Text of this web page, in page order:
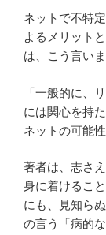
ネットで不特
よるメリット
は、こう言いま
「一般的に、
には関心を持
ネットの可能
著者は、志さ
身に着けるこ
にも、見知ら
の言う「病的